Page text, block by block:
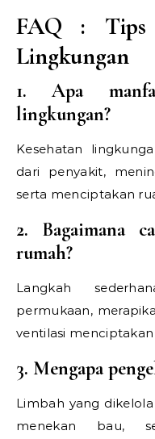
FAQ :
Lingkungan
1. Apa
lingkungan?
Kesehatan
dari penyakit,
serta menciptakan
2. Bagaimana
rumah?
Langkah
permukaan,
ventilasi
3. Mengapa
Limbah yang
menekan bau,